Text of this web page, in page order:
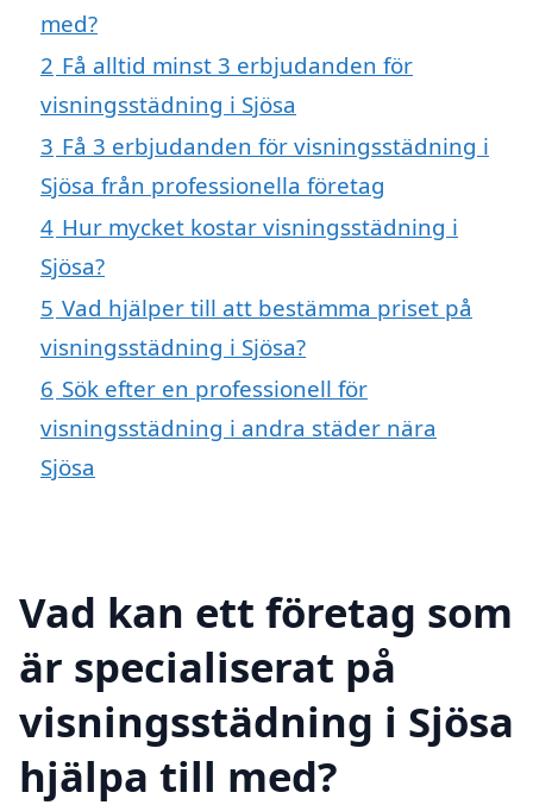
med?
2 Få alltid minst 3 erbjudanden för
visningsstädning i Sjösa
3 Få 3 erbjudanden för visningsstädning i
Sjösa från professionella företag
4 Hur mycket kostar visningsstädning i
Sjösa?
5 Vad hjälper till att bestämma priset på
visningsstädning i Sjösa?
6 Sök efter en professionell för
visningsstädning i andra städer nära
Sjösa
Vad kan ett företag som
är specialiserat på
visningsstädning i Sjösa
hjälpa till med?